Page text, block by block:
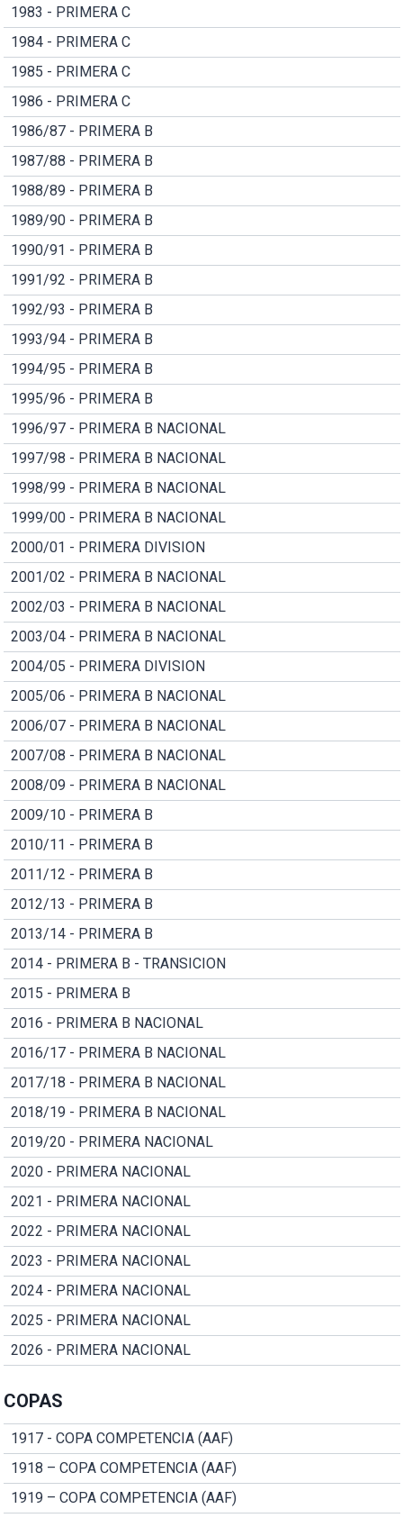
1983 - PRIMERA C
1984 - PRIMERA C
1985 - PRIMERA C
1986 - PRIMERA C
1986/87 - PRIMERA B
1987/88 - PRIMERA B
1988/89 - PRIMERA B
1989/90 - PRIMERA B
1990/91 - PRIMERA B
1991/92 - PRIMERA B
1992/93 - PRIMERA B
1993/94 - PRIMERA B
1994/95 - PRIMERA B
1995/96 - PRIMERA B
1996/97 - PRIMERA B NACIONAL
1997/98 - PRIMERA B NACIONAL
1998/99 - PRIMERA B NACIONAL
1999/00 - PRIMERA B NACIONAL
2000/01 - PRIMERA DIVISION
2001/02 - PRIMERA B NACIONAL
2002/03 - PRIMERA B NACIONAL
2003/04 - PRIMERA B NACIONAL
2004/05 - PRIMERA DIVISION
2005/06 - PRIMERA B NACIONAL
2006/07 - PRIMERA B NACIONAL
2007/08 - PRIMERA B NACIONAL
2008/09 - PRIMERA B NACIONAL
2009/10 - PRIMERA B
2010/11 - PRIMERA B
2011/12 - PRIMERA B
2012/13 - PRIMERA B
2013/14 - PRIMERA B
2014 - PRIMERA B - TRANSICION
2015 - PRIMERA B
2016 - PRIMERA B NACIONAL
2016/17 - PRIMERA B NACIONAL
2017/18 - PRIMERA B NACIONAL
2018/19 - PRIMERA B NACIONAL
2019/20 - PRIMERA NACIONAL
2020 - PRIMERA NACIONAL
2021 - PRIMERA NACIONAL
2022 - PRIMERA NACIONAL
2023 - PRIMERA NACIONAL
2024 - PRIMERA NACIONAL
2025 - PRIMERA NACIONAL
2026 - PRIMERA NACIONAL
COPAS
1917 - COPA COMPETENCIA (AAF)
1918 – COPA COMPETENCIA (AAF)
1919 – COPA COMPETENCIA (AAF)